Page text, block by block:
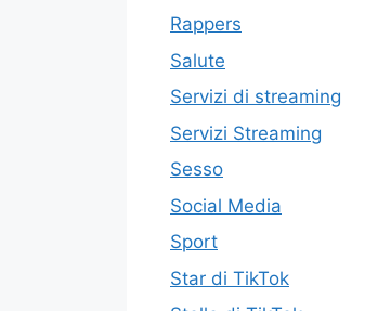
Rappers
Salute
Servizi di streaming
Servizi Streaming
Sesso
Social Media
Sport
Star di TikTok